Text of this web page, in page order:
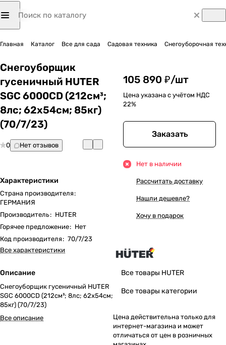
Главная Каталог Все для сада Садовая техника Снегоуборочная
Снегоуборщик
гусеничный HUTER
SGC 6000CD (212см³;
8лс; 62х54см; 85кг)
(70/7/23)
0 Нет отзывов
Характеристики
Страна производителя:
ГЕРМАНИЯ
Производитель: HUTER
Горячее предложение: Нет
Код производителя: 70/7/23
Все характеристики
Описание
Снегоуборщик гусеничный HUTER
SGC 6000CD (212см³; 8лс; 62х54см;
85кг) (70/7/23)
Все описание
105 890 ₽/шт
Цена указана с учётом НДС
22%
Заказать
Нет в наличии
Рассчитать доставку
Нашли дешевле?
Хочу в подарок
Все товары HUTER
Все товары категории
Цена действительна только для
интернет-магазина и может
отличаться от цен в розничных